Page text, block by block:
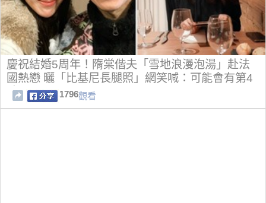
慶祝結婚5周年！隋棠偕夫「雪地浪漫泡湯」赴法
國熱戀 曬「比基尼長腿照」網笑喊：可能會有第4
胎
1796觀看